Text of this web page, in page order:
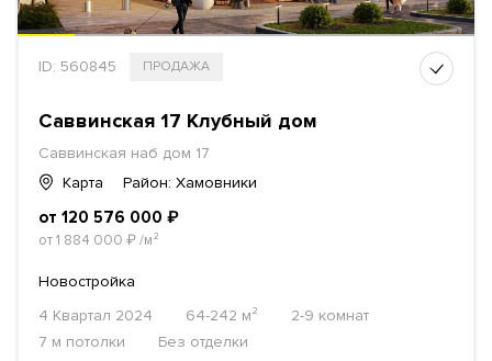
ID: 560845 ПРОДАЖА
Саввинская 17 Клубный дом
Саввинская наб дом 17
Карта
Район: Хамовники
от 120 576 000 ₽
от 1 884 000 ₽/м²
Новостройка
4 Квартал 2024
64-242 м²
2-9 комнат
7 м потолки
Без отделки